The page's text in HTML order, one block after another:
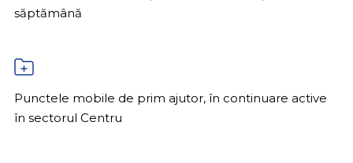
săptămână
Punctele mobile de prim ajutor, în continuare active
în sectorul Centru